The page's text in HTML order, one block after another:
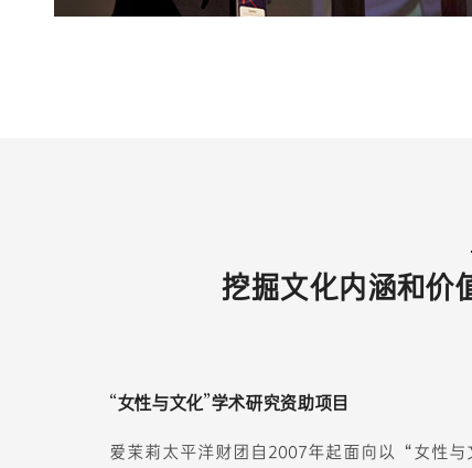
挖掘文化内涵和价
“女性与文化”学术研究资助项目
爱茉莉太平洋财团自2007年起面向以“女性